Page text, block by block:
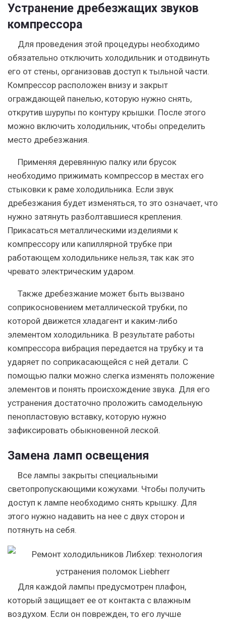
Устранение дребезжащих звуков
компрессора
Для проведения этой процедуры необходимо
обязательно отключить холодильник и отодвинуть
его от стены, организовав доступ к тыльной части.
Компрессор расположен внизу и закрыт
ограждающей панелью, которую нужно снять,
открутив шурупы по контуру крышки. После этого
можно включить холодильник, чтобы определить
место дребезжания.
Применяя деревянную палку или брусок
необходимо прижимать компрессор в местах его
стыковки к раме холодильника. Если звук
дребезжания будет изменяться, то это означает, что
нужно затянуть разболтавшиеся крепления.
Прикасаться металлическими изделиями к
компрессору или капиллярной трубке при
работающем холодильнике нельзя, так как это
чревато электрическим ударом.
Также дребезжание может быть вызвано
соприкосновением металлической трубки, по
которой движется хладагент и каким-либо
элементом холодильника. В результате работы
компрессора вибрация передается на трубку и та
ударяет по соприкасающейся с ней детали. С
помощью палки можно слегка изменять положение
элементов и понять происхождение звука. Для его
устранения достаточно проложить самодельную
пенопластовую вставку, которую нужно
зафиксировать обыкновенной леской.
Замена ламп освещения
Все лампы закрыты специальными
светопропускающими кожухами. Чтобы получить
доступ к лампе необходимо снять крышку. Для
этого нужно надавить на нее с двух сторон и
потянуть на себя.
Для каждой лампы предусмотрен плафон,
который защищает ее от контакта с влажным
воздухом. Если он поврежден, то его лучше